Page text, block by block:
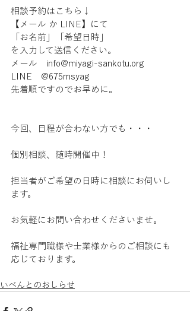
相談予約はこちら↓
【メール か LINE】にて
「お名前」「希望日時」
を入力して送信ください。
メール　info@miyagi-sankotu.org
LINE　@675msyag
先着順ですのでお早めに。
今回、日程が合わない方でも・・・
個別相談、随時開催中！
担当者がご希望の日時に相談にお伺いし
ます。
お気軽にお問い合わせくださいませ。
福祉専門職様や士業様からのご相談にも
応じております。
いべんとのおしらせ